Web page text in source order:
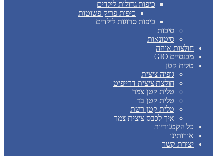
כיפות גדולות לילדים
כיפות פריק פשוטות
כיפות סרוגות לילדים
סיכות
סיטונאות
חולצות אוהה
מכנסיים GIO
טלית קטן
גופיה ציצית
חולצת ציצית דרייפיט
טלית קטן צמר
טלית קטן בד
טלית קטן רשת
איך לכבס ציצית צמר
כל הקטגוריות
אודותינו
יצירת קשר